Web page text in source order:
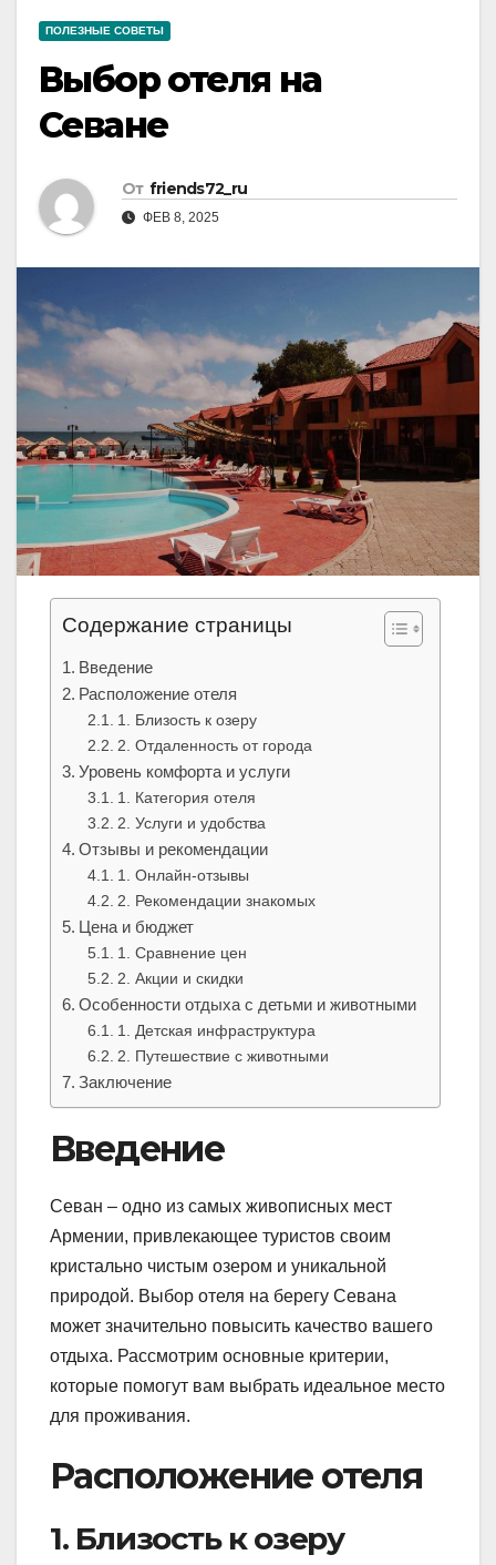
ПОЛЕЗНЫЕ СОВЕТЫ
Выбор отеля на
Севане
От friends72_ru
ФЕВ 8, 2025
Содержание страницы
Введение
Расположение отеля
1. Близость к озеру
2. Отдаленность от города
Уровень комфорта и услуги
1. Категория отеля
2. Услуги и удобства
Отзывы и рекомендации
1. Онлайн-отзывы
2. Рекомендации знакомых
Цена и бюджет
1. Сравнение цен
2. Акции и скидки
Особенности отдыха с детьми и животными
1. Детская инфраструктура
2. Путешествие с животными
Заключение
Введение
Севан – одно из самых живописных мест
Армении, привлекающее туристов своим
кристально чистым озером и уникальной
природой. Выбор отеля на берегу Севана
может значительно повысить качество вашего
отдыха. Рассмотрим основные критерии,
которые помогут вам выбрать идеальное место
для проживания.
Расположение отеля
1. Близость к озеру